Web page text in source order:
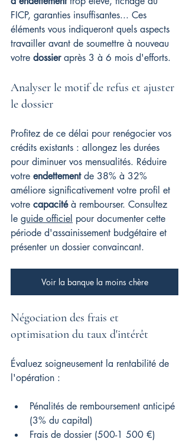
FICP, garanties insuffisantes... Ces
éléments vous indiqueront quels aspects
travailler avant de soumettre à nouveau
votre dossier après 3 à 6 mois d'efforts.
Analyser le motif de refus et ajuster
le dossier
Profitez de ce délai pour renégocier vos
crédits existants : allongez les durées
pour diminuer vos mensualités. Réduire
votre endettement de 38% à 32%
améliore significativement votre profil et
votre capacité à rembourser. Consultez
le guide officiel pour documenter cette
période d'assainissement budgétaire et
présenter un dossier convaincant.
Voir la banque la moins chère
Négociation des frais et
optimisation du taux d'intérêt
Évaluez soigneusement la rentabilité de
l'opération :
Pénalités de remboursement anticipé
(3% du capital)
Frais de dossier (500-1 500 €)